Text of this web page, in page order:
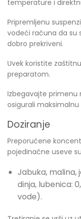
temperature i
Pripremljenu
vodeći računa da su
dobro prekriveni.
Uvek koristite
preparatom.
Izbegavajte primenu
osigurali maksimalnu
Doziranje
Preporučene
pojedinačne useve
Jabuka, malina,
dinja, lubenica:
vode).